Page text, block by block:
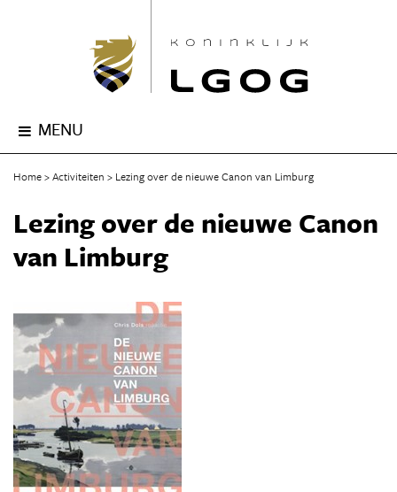
MENU
Home Activiteiten Lezing over de nieuwe Canon van Limburg
Lezing over de nieuwe Canon
van Limburg